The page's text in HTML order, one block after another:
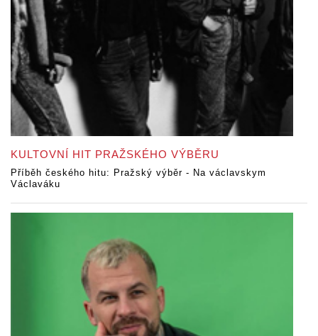
KULTOVNÍ HIT PRAŽSKÉHO VÝBĚRU
Příběh českého hitu: Pražský výběr - Na václavskym
Václaváku